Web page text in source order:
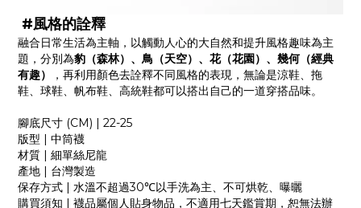
#風格的詮釋
融合日常生活為主軸，以觸動人心的大自然和提升風格趣味為主
題，分別為豹（森林）、鳥（天空）、花（花園）、幾何（經典
有趣）
，再利用顏色去詮釋不同風格的表現，無論是涼鞋、拖
鞋、球鞋、帆布鞋、高統鞋都可以搭出自己的一道穿搭品味。
腳底尺寸 (CM) | 22-25
版型 | 中筒襪
材質 | 細單絲尼龍
產地 | 台灣製造
保存方式 | 水溫不超過30℃以手洗為主、不可烘乾、曝曬
購買須知 | 襪品屬個人貼身物品，不適用七天鑑賞期，恕無法辦